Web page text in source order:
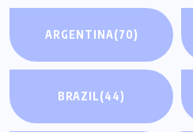
ARGENTINA(70)
BRAZIL(44)